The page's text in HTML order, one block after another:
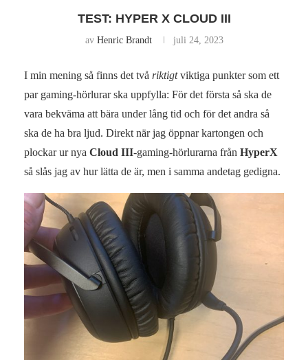
TEST: HYPER X CLOUD III
av Henric Brandt juli 24, 2023
I min mening så finns det två riktigtviktiga punkter som ett
par gaming-hörlurar ska uppfylla: För det första så ska de
vara bekväma att bära under lång tid och för det andra så
ska de ha bra ljud. Direkt när jag öppnar kartongen och
plockar ur nya Cloud III-gaming-hörlurarna från HyperX
så slås jag av hur lätta de är, men i samma andetag gedigna.